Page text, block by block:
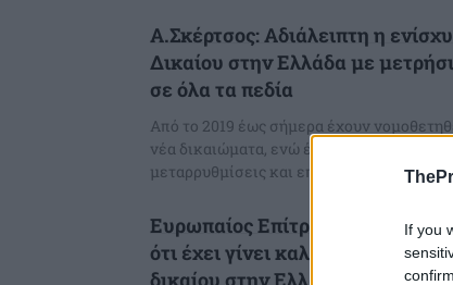
If you
Α.Σκέρτσος: Αδιάλειπτη η
Δικαίου στην Ελλάδα με
σε όλα τα πεδία
Από το 2019 έως σήμερα έχουν
νέα δικαιώματα, ενώ έχουν υλοποιηθεί 28
μεταρρυθμίσεις και επενδύσεις για το...
Ευρωπαίος Επίτροπος
ότι έχει γίνει καλή δουλειά σε
δικαίου στην Ελλάδα